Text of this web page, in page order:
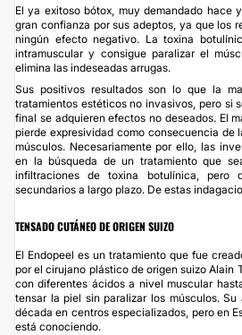
El ya exitoso bótox, muy demandado hace
gran confianza por sus adeptos, ya que los
ningún efecto negativo. La toxina
intramuscular y consigue paralizar el
elimina las indeseadas arrugas.
Sus positivos resultados son lo que la
tratamientos estéticos no invasivos, pero si
final se adquieren efectos no deseados. El
pierde expresividad como consecuencia de
músculos. Necesariamente por ello, las
en la búsqueda de un tratamiento que
infiltraciones de toxina botulínica, pero
secundarios a largo plazo. De estas
TENSADO CUTÁNEO DE ORIGEN SUIZO
El Endopeel es un tratamiento que fue
por el cirujano plástico de origen suizo Alain
con diferentes ácidos a nivel muscular
tensar la piel sin paralizar los músculos.
década en centros especializados, pero en
está conociendo.